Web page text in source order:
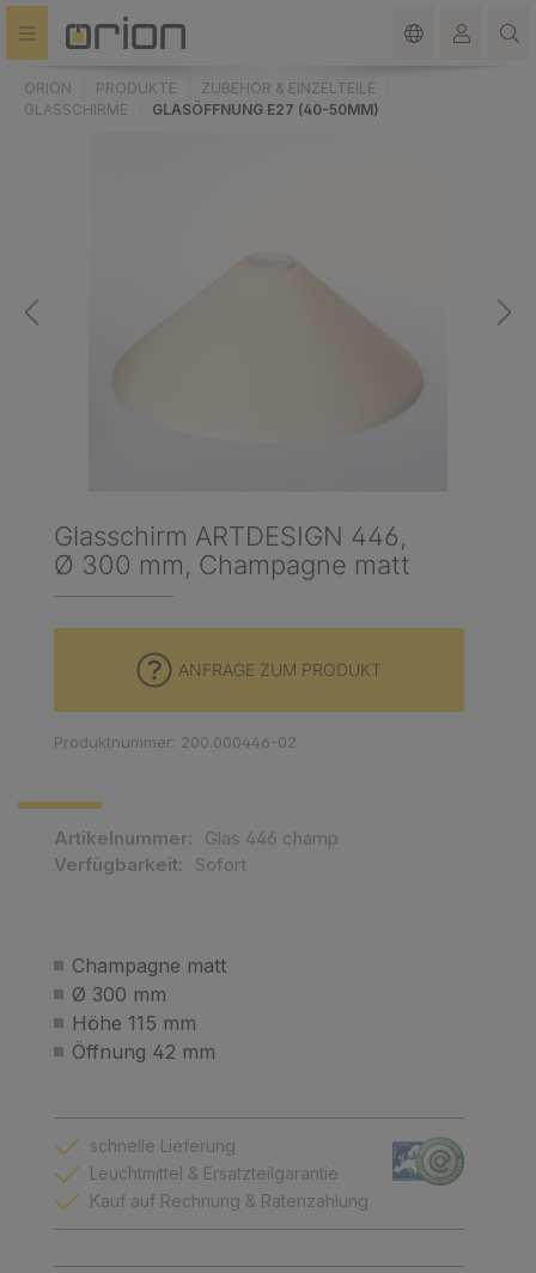
springen
ORION PRODUKTE
ZUBEHÖR & EINZELTEILE
GLASSCHIRME
GLASÖFFNUNG E27 (40-50MM)
Glasschirm ARTDESIGN 446,
Ø 300 mm, Champagne matt
Champagne matt
Ø 300 mm
Höhe 115 mm
Öffnung 42 mm
Artikelnummer:
Glas 446 champ
Verfügbarkeit:
Sofort
ANFRAGE ZUM PRODUKT
Produktnummer: 200.000446-02
schnelle Lieferung
Leuchtmittel & Ersatzteilgarantie
Kauf auf Rechnung & Ratenzahlung